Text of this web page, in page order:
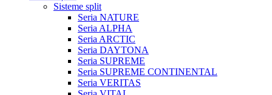
Sisteme split
Seria NATURE
Seria ALPHA
Seria ARCTIC
Seria DAYTONA
Seria SUPREME
Seria SUPREME CONTINENTAL
Seria VERITAS